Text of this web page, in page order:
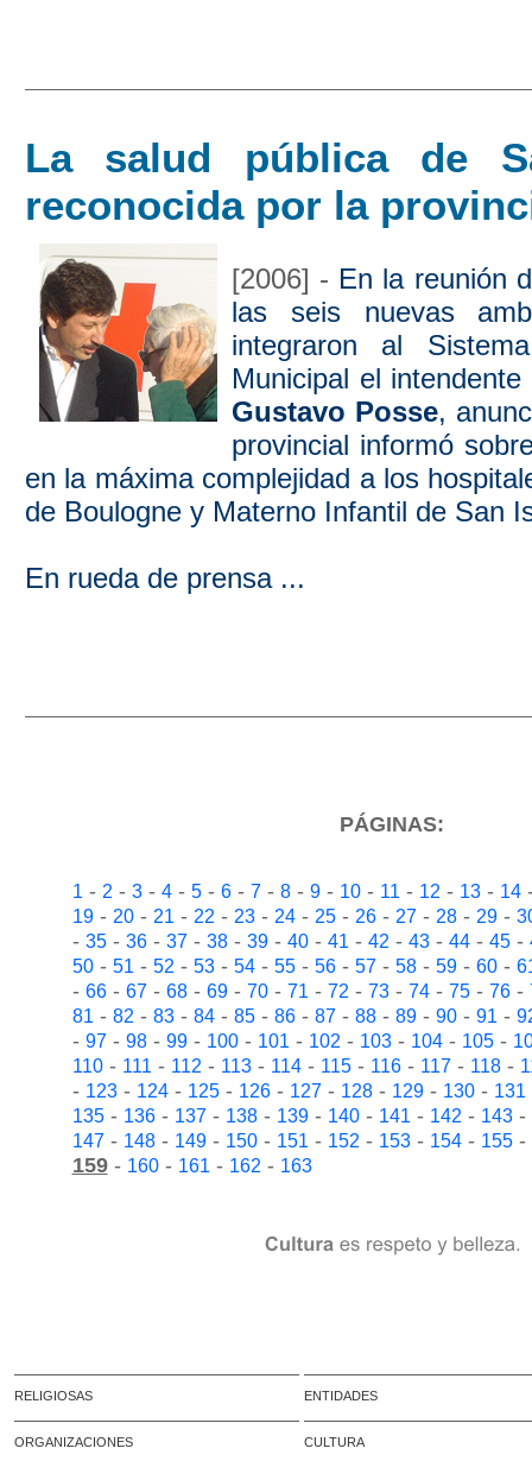
La salud pública de
reconocida por la
[2006] - En la reunión
las seis nuevas
integraron al
Municipal el
Gustavo Posse,
provincial informó
en la máxima complejidad a los
de Boulogne y Materno Infantil de San
En rueda de prensa ...
PÁGINAS:
1- 2- 3- 4- 5- 6- 7- 8- 9- 10- 11- 12- 13- 14
19- 20- 21- 22- 23- 24- 25- 26- 27- 28- 29-
- 35- 36- 37- 38- 39- 40- 41- 42- 43- 44- 45-
50- 51- 52- 53- 54- 55- 56- 57- 58- 59- 60-
- 66- 67- 68- 69- 70- 71- 72- 73- 74- 75- 76-
81- 82- 83- 84- 85- 86- 87- 88- 89- 90- 91-
- 97- 98- 99- 100- 101- 102- 103- 104- 105-
110- 111- 112- 113- 114- 115- 116- 117- 118-
- 123- 124- 125- 126- 127- 128- 129- 130- 131
135- 136- 137- 138- 139- 140- 141- 142- 143-
147- 148- 149- 150- 151- 152- 153- 154- 155-
159- 160- 161- 162- 163
RELIGIOSAS ENTIDADES
ORGANIZACIONES CULTURA